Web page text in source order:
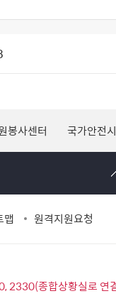
봉사센터 국가안전
맵 원격지원요청
2330(종합상황실로 연